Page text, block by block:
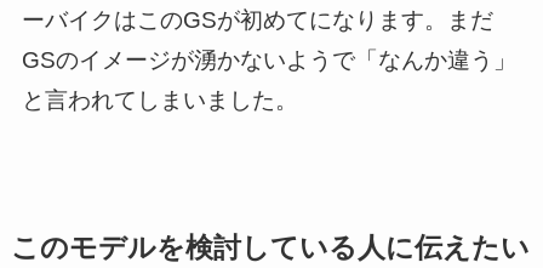
ーバイクはこのGSが初めてになります。まだ
GSのイメージが湧かないようで「なんか違う」
と言われてしまいました。
このモデルを検討している人に伝えたい